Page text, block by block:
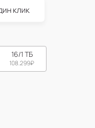
клик
16/1 ТБ
108.299₽